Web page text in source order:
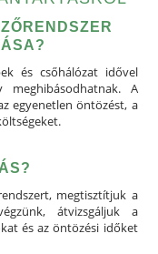
és csőhálózat idővel
meghibásodhatnak. A
egyenetlen öntözést, a
megtisztítjuk a
átvizsgáljuk a
és az öntözési időket